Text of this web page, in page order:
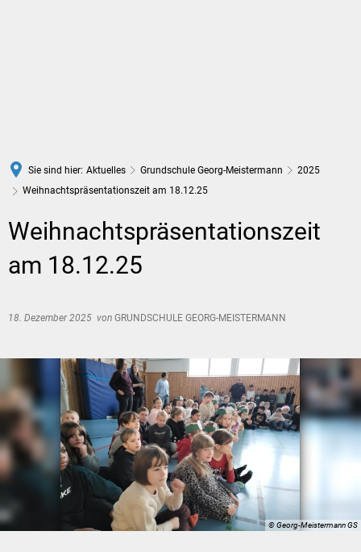
Sie sind hier: Aktuelles Grundschule Georg-Meistermann
2025
Weihnachtspräsentationszeit am 18.12.25
Weihnachtspräsentationszeit
am 18.12.25
18. Dezember 2025 von GRUNDSCHULE GEORG-MEISTERMANN
© Georg-Meistermann GS